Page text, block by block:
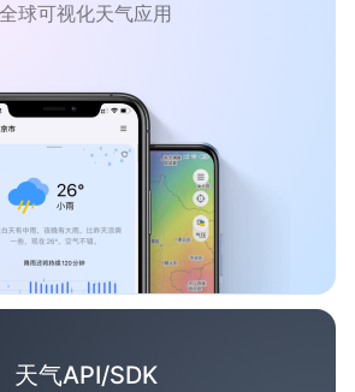
全球可视化天气应用
天气API/SDK